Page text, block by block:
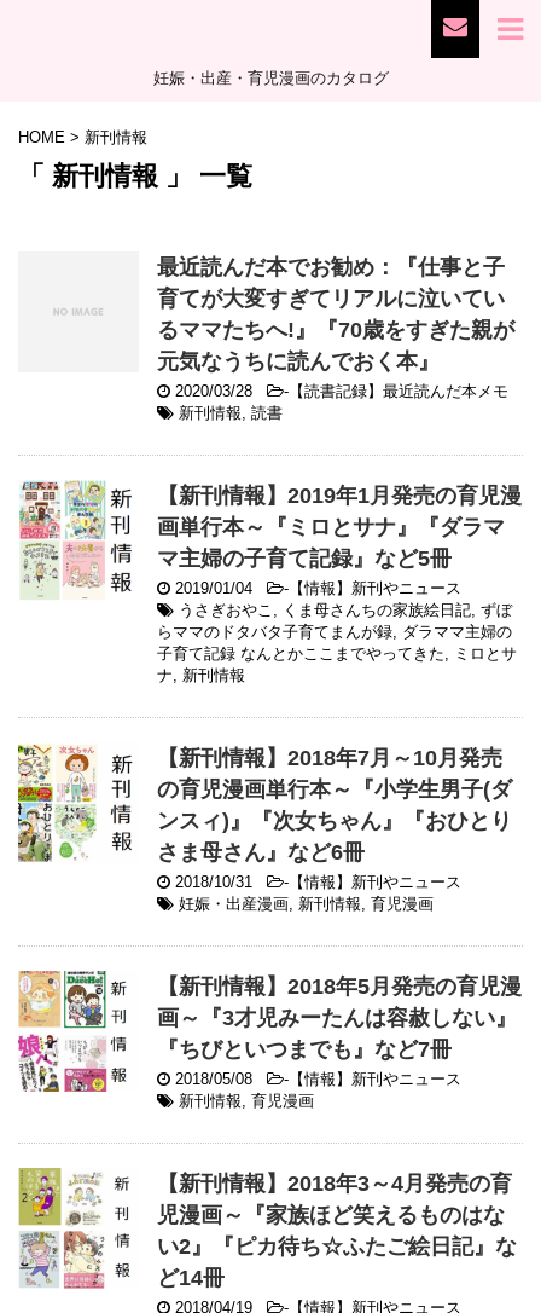
妊娠・出産・育児漫画のカタログ
HOME > 新刊情報
「 新刊情報 」 一覧
最近読んだ本でお勧め：『仕事と子
育てが大変すぎてリアルに泣いてい
るママたちへ!』『70歳をすぎた親が
元気なうちに読んでおく本』
2020/03/28 - 【読書記録】最近読んだ本メモ
新刊情報, 読書
【新刊情報】2019年1月発売の育児漫
画単行本～『ミロとサナ』『ダラマ
マ主婦の子育て記録』など5冊
2019/01/04 - 【情報】新刊やニュース
うさぎおやこ , くま母さんちの家族絵日記, ずぼ
らママのドタバタ子育てまんが録, ダラママ主婦の
子育て記録 なんとかここまでやってきた, ミロとサ
ナ, 新刊情報
【新刊情報】2018年7月～10月発売
の育児漫画単行本～『小学生男子(ダ
ンスィ)』『次女ちゃん』『おひとり
さま母さん』など6冊
2018/10/31 - 【情報】新刊やニュース
妊娠・出産漫画, 新刊情報, 育児漫画
【新刊情報】2018年5月発売の育児漫
画～『3才児みーたんは容赦しない』
『ちびといつまでも』など7冊
2018/05/08 - 【情報】新刊やニュース
新刊情報, 育児漫画
【新刊情報】2018年3～4月発売の育
児漫画～『家族ほど笑えるものはな
い2』『ピカ待ち☆ふたご絵日記』な
ど14冊
2018/04/19 - 【情報】新刊やニュース